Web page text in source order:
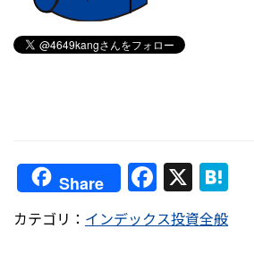
Share F
a
c
X
カテゴリ： インデックス投資全般